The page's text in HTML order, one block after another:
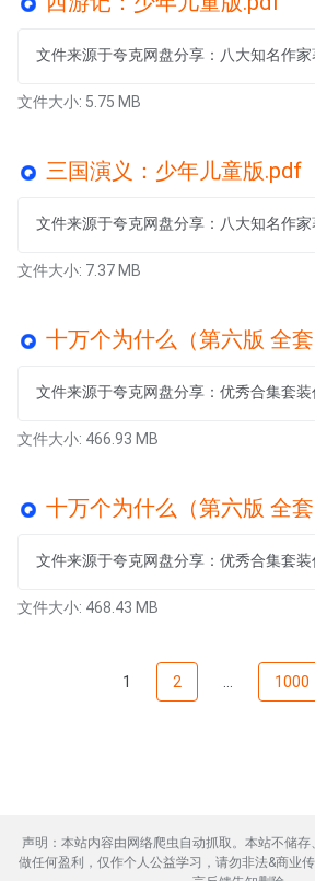
文件来源于夸克网盘分享：八大知名作
文件大小: 5.75 MB
三国演义：少年儿童版.pdf
文件来源于夸克网盘分享：八大知名作
文件大小: 7.37 MB
十万个为什么（第六版 全套18册） -
文件大小: 466.93 MB
十万个为什么（第六版 全套18册） -
文件大小: 468.43 MB
1 2 1000
声明：本站内容由网络爬虫自动抓取。本站不储
做任何盈利，仅作个人公益学习，请勿非法&商业